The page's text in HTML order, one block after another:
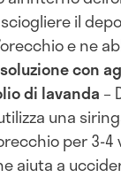
il
e ne
con
di lavanda –
una
per 3-
aiuta a